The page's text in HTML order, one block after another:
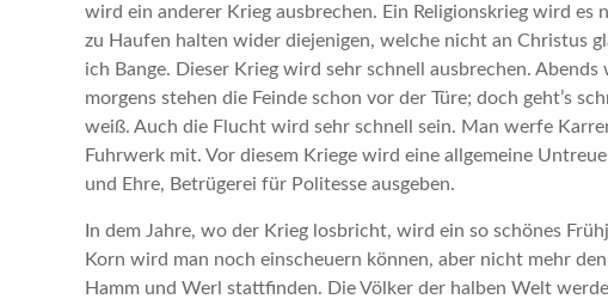
wird ein anderer Krieg ausbrechen. Ein Religionskrieg wird
zu Haufen halten wider diejenigen, welche nicht an Christus
ich Bange. Dieser Krieg wird sehr schnell ausbrechen.
morgens stehen die Feinde schon vor der Türe; doch geht’s
weiß. Auch die Flucht wird sehr schnell sein. Man werfe
Fuhrwerk mit. Vor diesem Kriege wird eine allgemeine
und Ehre, Betrügerei für Politesse ausgeben.
In dem Jahre, wo der Krieg losbricht, wird ein so schönes
Korn wird man noch einscheuern können, aber nicht mehr
Hamm und Werl stattfinden. Die Völker der halben Welt